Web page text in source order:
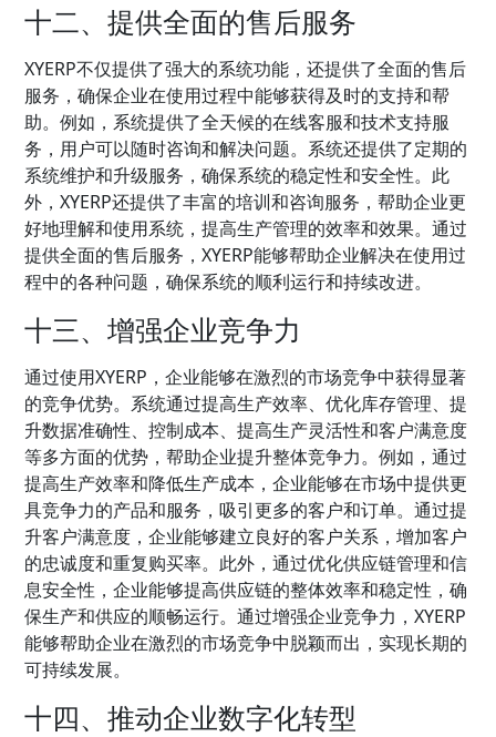
十二、提供全面的售后服务
XYERP不仅提供了强大的系统功能，还提供了全面的售后
服务，确保企业在使用过程中能够获得及时的支持和帮
助。例如，系统提供了全天候的在线客服和技术支持服
务，用户可以随时咨询和解决问题。系统还提供了定期的
系统维护和升级服务，确保系统的稳定性和安全性。此
外，XYERP还提供了丰富的培训和咨询服务，帮助企业更
好地理解和使用系统，提高生产管理的效率和效果。通过
提供全面的售后服务，XYERP能够帮助企业解决在使用过
程中的各种问题，确保系统的顺利运行和持续改进。
十三、增强企业竞争力
通过使用XYERP，企业能够在激烈的市场竞争中获得显著
的竞争优势。系统通过提高生产效率、优化库存管理、提
升数据准确性、控制成本、提高生产灵活性和客户满意度
等多方面的优势，帮助企业提升整体竞争力。例如，通过
提高生产效率和降低生产成本，企业能够在市场中提供更
具竞争力的产品和服务，吸引更多的客户和订单。通过提
升客户满意度，企业能够建立良好的客户关系，增加客户
的忠诚度和重复购买率。此外，通过优化供应链管理和信
息安全性，企业能够提高供应链的整体效率和稳定性，确
保生产和供应的顺畅运行。通过增强企业竞争力，XYERP
能够帮助企业在激烈的市场竞争中脱颖而出，实现长期的
可持续发展。
十四、推动企业数字化转型